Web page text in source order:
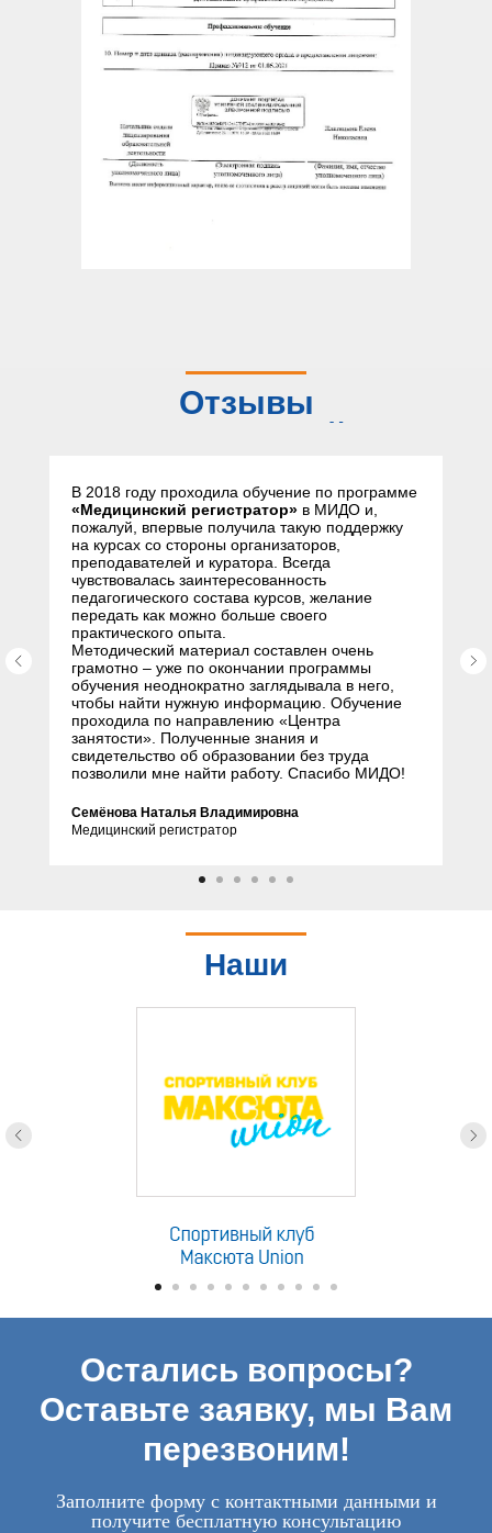
Отзывы
слушателей
В 2018 году проходила обучение по программе
«Медицинский регистратор» в МИДО и,
пожалуй, впервые получила такую поддержку
на курсах со стороны организаторов,
преподавателей и куратора. Всегда
чувствовалась заинтересованность
педагогического состава курсов, желание
передать как можно больше своего
практического опыта.
Методический материал составлен очень
грамотно – уже по окончании программы
обучения неоднократно заглядывала в него,
чтобы найти нужную информацию. Обучение
проходила по направлению «Центра
занятости». Полученные знания и
свидетельство об образовании без труда
позволили мне найти работу. Спасибо МИДО!
Семёнова Наталья Владимировна
Медицинский регистратор
Наши
Остались вопросы?
Оставьте заявку, мы Вам
перезвоним!
Заполните форму с контактными данными и
получите бесплатную консультацию